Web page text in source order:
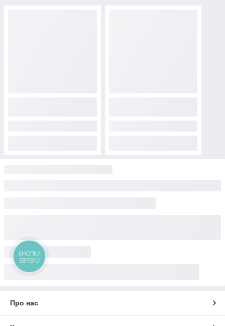
Про нас
КНОПКА
ЗВ'ЯЗКУ